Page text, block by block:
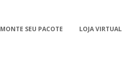
MONTE SEU PACOTE LOJA VIRTUAL